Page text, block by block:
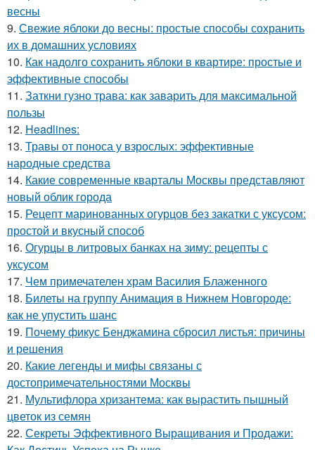
весны
9. Свежие яблоки до весны: простые способы сохранить
их в домашних условиях
10. Как надолго сохранить яблоки в квартире: простые и
эффективные способы
11. Заткни гузно трава: как заварить для максимальной
пользы
12. Headlines:
13. Травы от поноса у взрослых: эффективные
народные средства
14. Какие современные кварталы Москвы представляют
новый облик города
15. Рецепт маринованных огурцов без закатки с уксусом:
простой и вкусный способ
16. Огурцы в литровых банках на зиму: рецепты с
уксусом
17. Чем примечателен храм Василия Блаженного
18. Билеты на группу Анимация в Нижнем Новгороде:
как не упустить шанс
19. Почему фикус Бенджамина сбросил листья: причины
и решения
20. Какие легенды и мифы связаны с
достопримечательностями Москвы
21. Мультифлора хризантема: как вырастить пышный
цветок из семян
22. Секреты Эффективного Выращивания и Продажи: